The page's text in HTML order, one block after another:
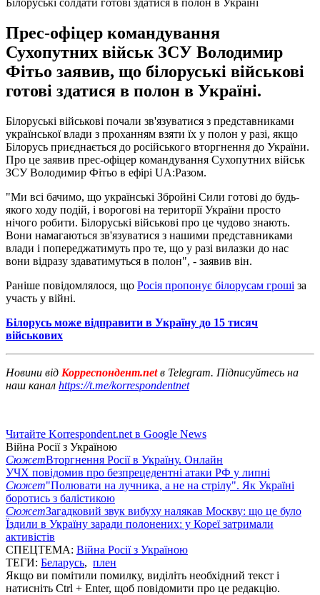
Прес-офіцер командування
Сухопутних військ ЗСУ Володимир
Фітьо заявив, що білоруські військові
готові здатися в полон в Україні.
Білоруські військові почали зв'язуватися з представниками
української влади з проханням взяти їх у полон у разі, якщо
Білорусь приєднається до російського вторгнення до України.
Про це заявив прес-офіцер командування Сухопутних військ
ЗСУ Володимир Фітьо в ефірі UA:Разом.
"Ми всі бачимо, що українські Збройні Сили готові до будь-
якого ходу подій, і ворогові на території України просто
нічого робити. Білоруські військові про це чудово знають.
Вони намагаються зв'язуватися з нашими представниками
влади і попереджатимуть про те, що у разі вилазки до нас
вони відразу здаватимуться в полон", - заявив він.
Раніше повідомлялося, що Росія пропонує білорусам гроші за
участь у війні.
Білорусь може відправити в Україну до 15 тисяч
військових
Новини від Корреспондент.netв Telegram. Підписуйтесь на
наш канал https://t.me/korrespondentnet
Читайте Korrespondent.net в Google News
Війна Росії з Україною
СюжетВторгнення Росії в Україну. Онлайн
УЧХ повідомив про безпрецедентні атаки РФ у липні
Сюжет"Полювати на лучника, а не на стрілу". Як Україні
боротись з балістикою
СюжетЗагадковий звук вибуху налякав Москву: що це було
Їздили в Україну заради полонених: у Кореї затримали
активістів
СПЕЦТЕМА: Війна Росії з Україною
ТЕГИ: Беларусь, плен
Якщо ви помітили помилку, виділіть необхідний текст і
натисніть Ctrl + Enter, щоб повідомити про це редакцію.